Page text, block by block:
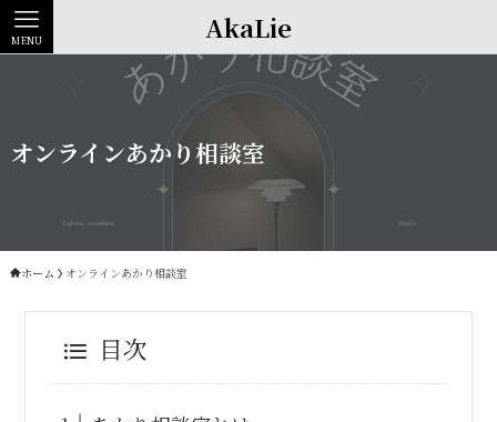
AkaLie
MENU
オンラインあかり相談室
ホーム オンラインあかり相談室
目次